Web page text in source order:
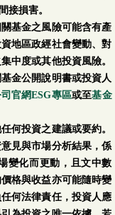
接損害。
基金之風險可能含有產
地區政經社會變動、對
中度或其他投資風險。
金公開說明書或投資人
官網ESG專區或至基金
何投資之建議或要約。
見與市場分析結果，係
變化而更動，且文中數
格與收益亦可能隨時變
何法律責任，投資人應